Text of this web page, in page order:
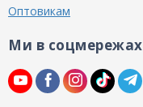
Оптовикам
Ми в соцмережах